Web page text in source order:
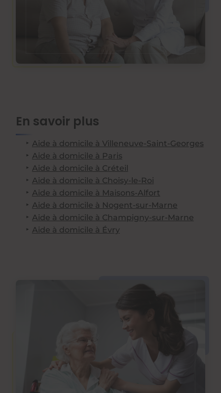
En savoir plus
Aide à domicile à Villeneuve-Saint-Georges
Aide à domicile à Paris
Aide à domicile à Créteil
Aide à domicile à Choisy-le-Roi
Aide à domicile à Maisons-Alfort
Aide à domicile à Nogent-sur-Marne
Aide à domicile à Champigny-sur-Marne
Aide à domicile à Évry